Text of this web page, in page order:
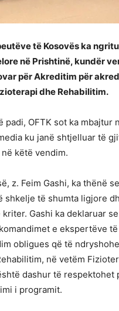
të Kosovës ka
në Prishtinë, kundër
për Akreditim për
dhe Rehabilitim.
padi, OFTK sot ka mbajtur
ku janë shtjelluar të
këtë vendim.
z. Feim Gashi, ka thënë
shkelje të shumta ligjore
Gashi ka deklaruar
e ekspertëve
obligues që të
në vetëm
dashur të respektohet
i programit.